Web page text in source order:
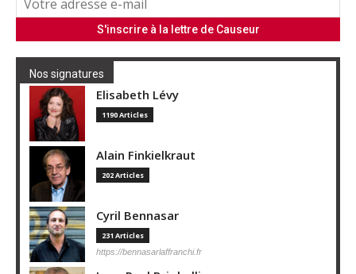
Nos signatures
Elisabeth Lévy
1190 Articles
Alain Finkielkraut
202 Articles
Cyril Bennasar
231 Articles
https://bennasarlaffranchi.fr